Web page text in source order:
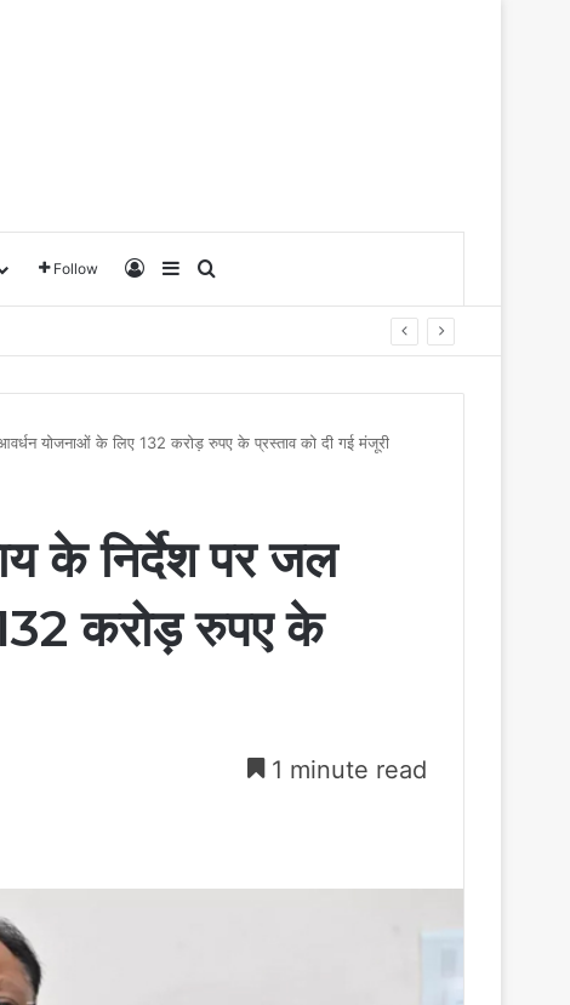
Follow Log InSidebar
योजनाओं के लिए 132 करोड़ रुपए के प्रस्ताव को दी गई मंजूरी
के निर्देश पर जल
करोड़ रुपए के
1 minute read